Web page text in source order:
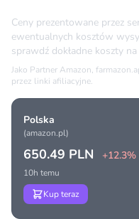
Ceny prezentowane przez
ewentualnych kosztów
sprawdź dokładne koszty
Jako Partner Amazon,
przez linki afiliacyjne.
Polska
(amazon.pl)
650.49 PLN +12.3%
10h temu
Kup teraz